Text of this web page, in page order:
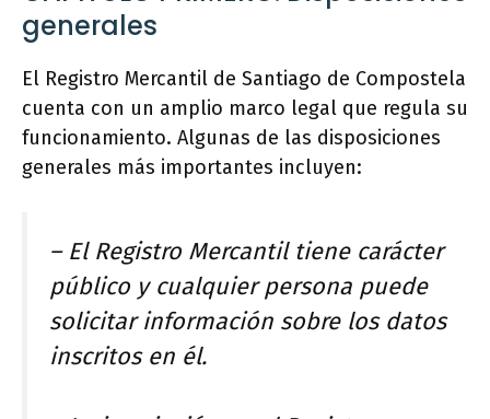
generales
El Registro Mercantil de Santiago de Compostela
cuenta con un amplio marco legal que regula su
funcionamiento. Algunas de las disposiciones
generales más importantes incluyen:
– El Registro Mercantil tiene carácter
público y cualquier persona puede
solicitar información sobre los datos
inscritos en él.